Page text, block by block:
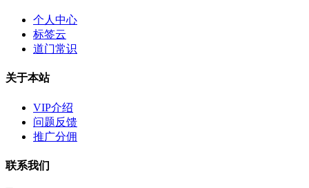
个人中心
标签云
道门常识
关于本站
VIP介绍
问题反馈
推广分佣
联系我们